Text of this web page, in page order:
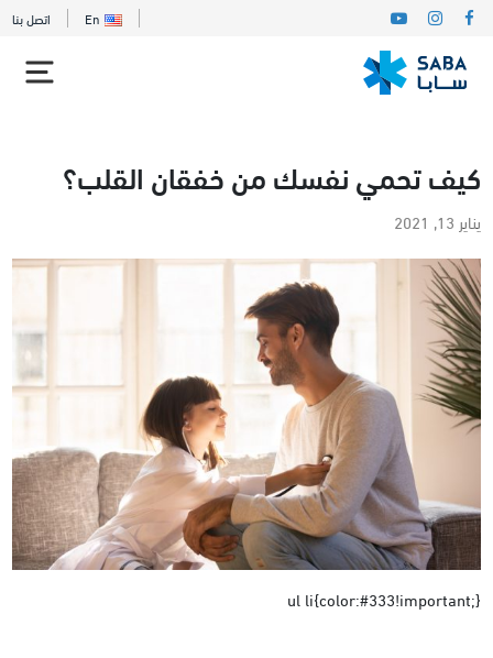
En اتصل بنا
كيف تحمي نفسك من خفقان القلب؟
يناير 13, 2021
ul li{color:#333!important;}